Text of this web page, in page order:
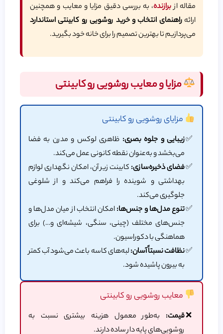
مقاله ازبرازنده، به بررسی دقیق مزایا و معایب و همچنین
ارائهراهنمای انتخاب و خرید روشویی رو کابینتی استاندارد
می‌پردازیم تا بهترین تصمیم را برای خانه خود بگیرید.
مزایا و معایب روشویی رو کابینتی
مزایای روشویی رو کابینتی
زیبایی و جلوه بصری: ظاهری لوکس و مدرن به فضا
می‌بخشد و به‌عنوان نقطه کانونی عمل می‌کند.
فضای ذخیره‌سازی: کابینت زیر آن، امکان نگهداری لوازم
بهداشتی و شوینده را فراهم می‌کند و از شلوغی
جلوگیری می‌کند.
تنوع مدل‌ها و جنس‌ها:امکان انتخاب از میان مدل‌ها و
جنس‌های مختلف (چینی، سنگی، شیشه‌ای و…) برای
هماهنگی با دکوراسیون.
نظافت نسبتاً آسان:لبه‌های کاسه باعث می‌شود آب کمتر
به بیرون پاشیده شود.
معایب روشویی رو کابینتی
قیمت: به‌طور معمول هزینه بیشتری نسبت به
روشویی‌های پایه دار ساده دارند.